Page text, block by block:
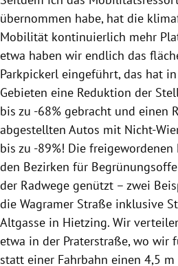
übernommen habe, hat die
Mobilität kontinuierlich mehr
etwa haben wir endlich das
Parkpickerl eingeführt, das hat
Gebieten eine Reduktion der
bis zu -68% gebracht und einen
abgestellten Autos mit Nicht-
bis zu -89%! Die freigewordenen
den Bezirken für
der Radwege genützt – zwei
die Wagramer Straße inklusive
Altgasse in Hietzing. Wir
etwa in der Praterstraße, wo wir
statt einer Fahrbahn einen 4,5